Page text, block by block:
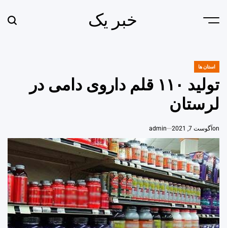
Menu خبر یک
POSTED
استان ها
تولید ۱۱۰ قلم داروی دامی در
لرستان
on آگوست 7, 2021 admin